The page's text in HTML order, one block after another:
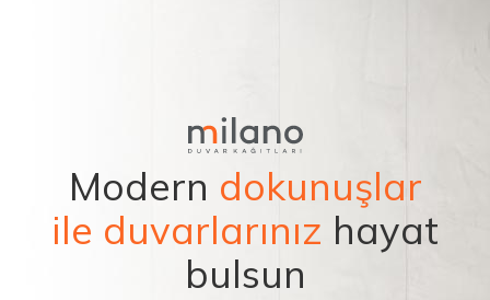
Modern dokunuşlar
ile duvarlarınız hayat
bulsun